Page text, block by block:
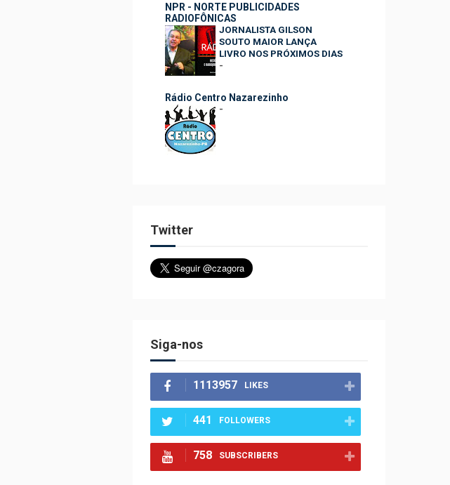
NPR - NORTE PUBLICIDADES
RADIOFÔNICAS
JORNALISTA GILSON
SOUTO MAIOR LANÇA
LIVRO NOS PRÓXIMOS DIAS
-
Rádio Centro Nazarezinho
-
Twitter
Siga-nos
1113957 LIKES
441 FOLLOWERS
758 SUBSCRIBERS